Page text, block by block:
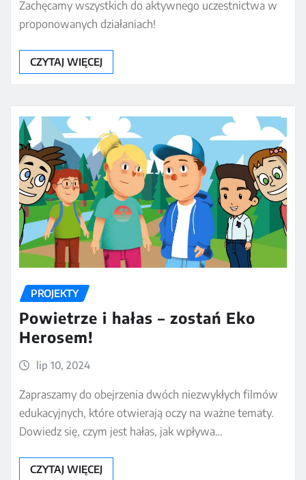
Zachęcamy wszystkich do aktywnego uczestnictwa w
proponowanych działaniach!
CZYTAJ WIĘCEJ
PROJEKTY
Powietrze i hałas – zostań Eko
Herosem!
lip 10, 2024
Zapraszamy do obejrzenia dwóch niezwykłych filmów
edukacyjnych, które otwierają oczy na ważne tematy.
Dowiedz się, czym jest hałas, jak wpływa…
CZYTAJ WIĘCEJ